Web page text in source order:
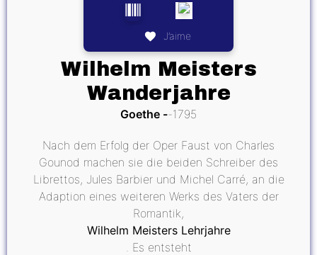
J’aime
Wilhelm Meisters
Wanderjahre
Goethe 1795
Nach dem Erfolg der Oper Faust von Charles
Gounod machen sie die beiden Schreiber des
Librettos, Jules Barbier und Michel Carré, an die
Adaption eines weiteren Werks des Vaters der
Romantik,
Wilhelm Meisters Lehrjahre
. Es entsteht